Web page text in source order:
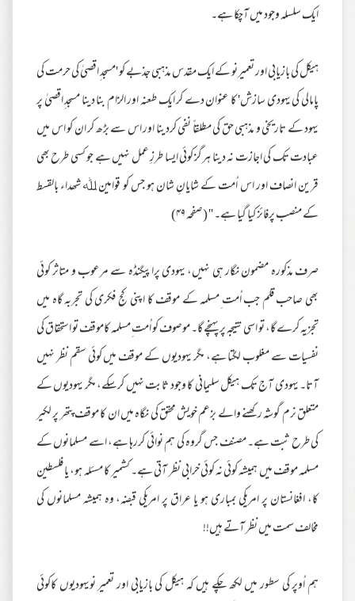
ایک سلسلہ وجود میں آچکا ہے۔
ہیکل کی بازیابی اور تعمیرنو کے ایک مقدس مذہبی جذبے کو 'مسجد ِاقصیٰ کی حرمت کی
پامالی کی یہودی سازش' کا عنوان دے کر ایک طعنہ اور الزام بنا دینا مسجد ِاقصیٰ پر
یہود کے تاریخی و مذہبی حق کی مطلقاً نفی کردینا اور اس سے بڑھ کر ان کو اس میں
عبادت تک کی اجازت نہ دینا ہرگز کوئی ایسا طرزِ عمل نہیں ہے جو کسی طرح بھی
قرین انصاف اور اس اُمت کے شایانِ شان ہو جس کو قوامین ﷲ شھداء بالقسط
کے منصب پرفائز کیا گیا ہے۔ '' (صفحہ ۴۹)
صرف مذکورہ مضمون نگار ہی نہیں، یہودی پراپیگنڈہ سے مرعوب و متاثر کوئی
بھی صاحب قلم جب اُمت ِمسلمہ کے موقف کا اپنی کج فکری کی تجربہ گاہ میں
تجزیہ کرے گا، تو اسی نتیجہ پر پہنچے گا۔ موصوف کو اُمت ِمسلمہ کاموقف تو استحقاق کی
نفسیات سے مغلوب لگتا ہے، مگر یہودیوں کے موقف میں کوئی سقم نظر نہیں
آتا۔ یہودی آج تک ہیکل سلیمانی کا وجود ثابت نہیں کرسکے، مگر یہودیوں کے
متعلق نرم گوشہ رکھنے والے بزعم خویش محقق کی نگاہ میں ان کا موقف پتھر پر لکیر
کی طرح ثبت ہے۔ مصنف جس گروہ کی ہم نوائی کررہا ہے، اسے مسلمانوں کے
مسلمہ موقف میں ہمیشہ کوئی نہ کوئی خرابی نظر آتی ہے۔ کشمیر کا مسئلہ ہو، یا فلسطین
کا، افغانستان پر امریکی بمباری ہو یا عراق پر امریکی قبضہ، وہ ہمیشہ مسلمانوں کی
مخالف سمت میں نظر آتے ہیں!!
ہم اُوپر کی سطور میں لکھ چکے ہیں کہ ہیکل کی بازیابی اور تعمیر نویہودیوں کاکوئی